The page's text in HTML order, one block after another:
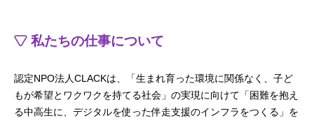
私たちの仕事について
認定NPO法人CLACKは、「生まれ育った環境に関係なく、子ど
もが希望とワクワクを持てる社会」の実現に向けて「困難を抱え
る中高生に、デジタルを使った伴走支援のインフラをつくる」を